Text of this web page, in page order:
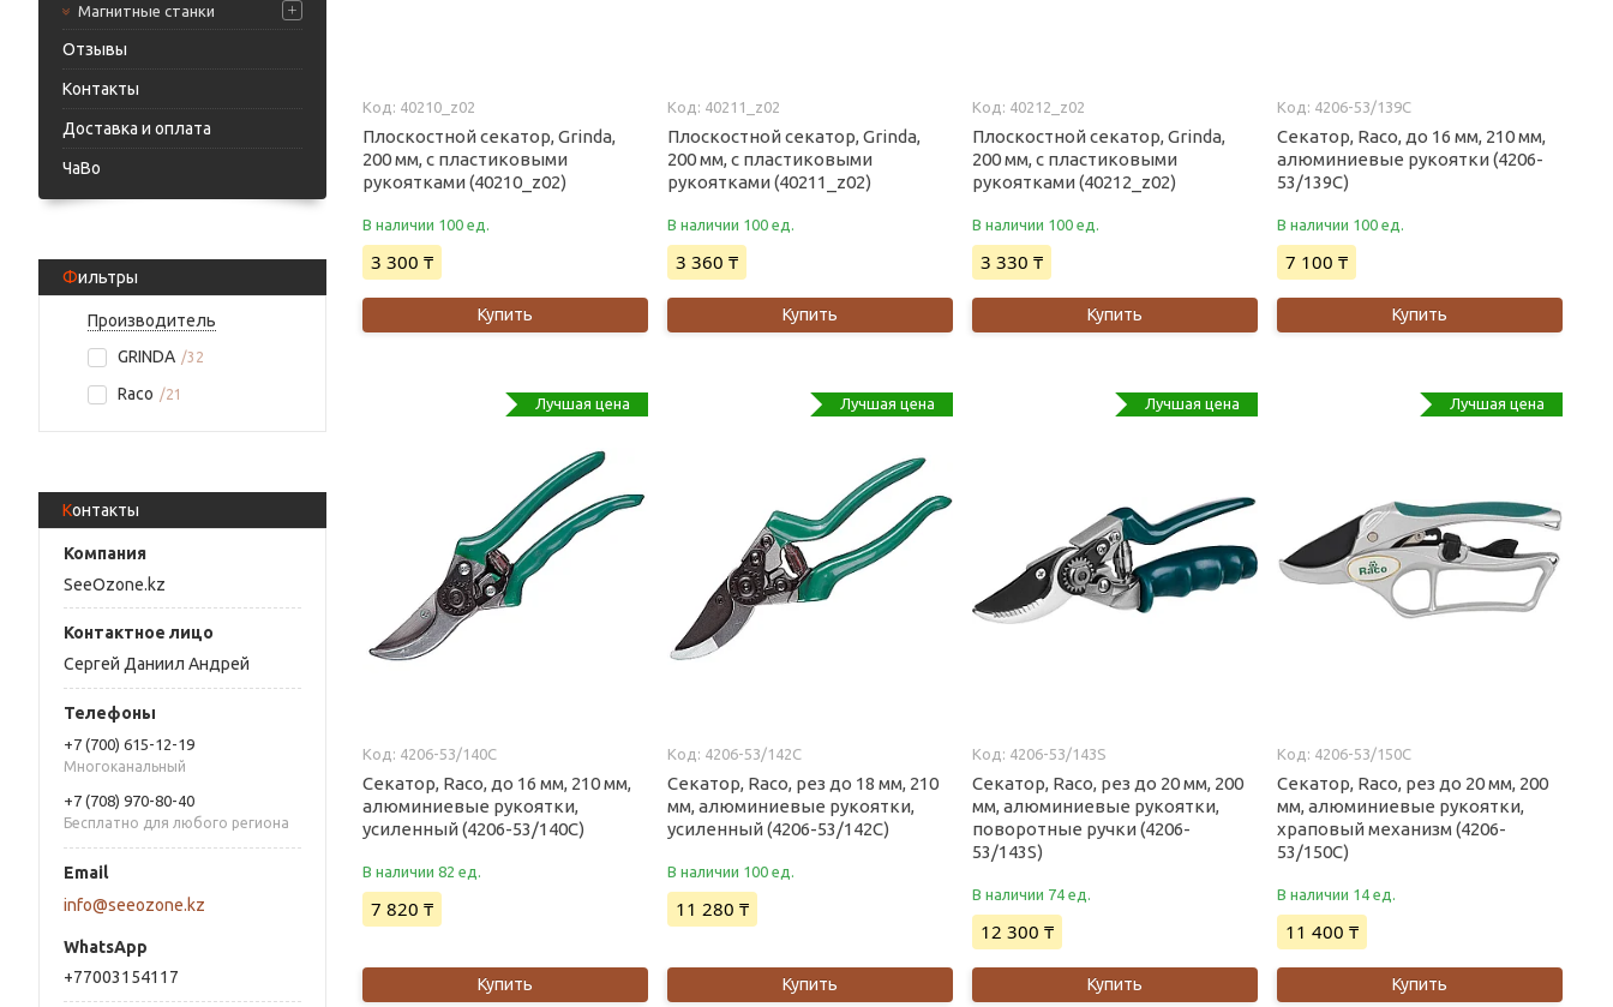
Магнитные станки
Отзывы
Контакты
Доставка и оплата
ЧаВо
Фильтры
Производитель
GRINDA
32
Raco 21
Контакты
SeeOzone.kz
Сергей Даниил Андрей
+7 (700) 615-12-19
Многоканальный
+7 (708) 970-80-40
Бесплатно для любого региона
info@seeozone.kz
+77003154117
40210_z02
Плоскостной секатор, Grinda,
200 мм, с пластиковыми
рукоятками (40210_z02)
В наличии 100 ед.
3 300 ₸
Купить
40211_z02
Плоскостной секатор, Grinda,
200 мм, с пластиковыми
рукоятками (40211_z02)
В наличии 100 ед.
3 360 ₸
Купить
40212_z02
Плоскостной секатор, Grinda,
200 мм, с пластиковыми
рукоятками (40212_z02)
В наличии 100 ед.
3 330 ₸
Купить
4206-53/139C
Секатор, Raco, до 16 мм, 210 мм,
алюминиевые рукоятки (4206-
53/139C)
В наличии 100 ед.
7 100 ₸
Купить
Лучшая цена
4206-53/140C
Секатор, Raco, до 16 мм, 210 мм,
алюминиевые рукоятки,
усиленный (4206-53/140C)
В наличии 82 ед.
7 820 ₸
Купить
Лучшая цена
4206-53/142C
Секатор, Raco, рез до 18 мм, 210
мм, алюминиевые рукоятки,
усиленный (4206-53/142C)
В наличии 100 ед.
11 280 ₸
Купить
Лучшая цена
4206-53/143S
Секатор, Raco, рез до 20 мм, 200
мм, алюминиевые рукоятки,
поворотные ручки (4206-
53/143S)
В наличии 74 ед.
12 300 ₸
Купить
Лучшая цена
4206-53/150C
Секатор, Raco, рез до 20 мм, 200
мм, алюминиевые рукоятки,
храповый механизм (4206-
53/150C)
В наличии 14 ед.
11 400 ₸
Купить